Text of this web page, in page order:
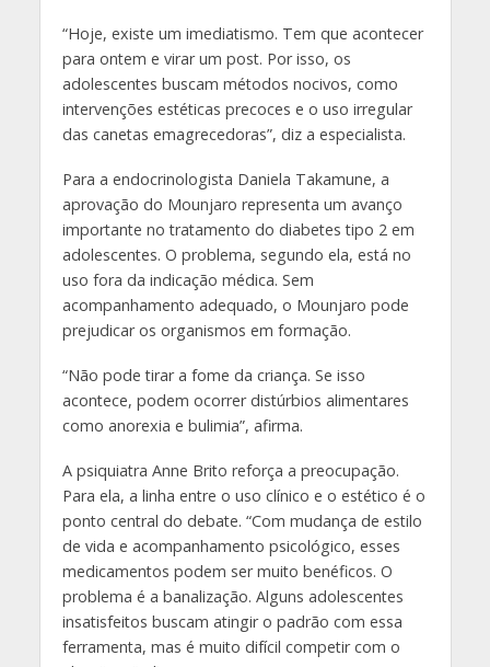
“Hoje, existe um imediatismo. Tem que acontecer
para ontem e virar um post. Por isso, os
adolescentes buscam métodos nocivos, como
intervenções estéticas precoces e o uso irregular
das canetas emagrecedoras”, diz a especialista.
Para a endocrinologista Daniela Takamune, a
aprovação do Mounjaro representa um avanço
importante no tratamento do diabetes tipo 2 em
adolescentes. O problema, segundo ela, está no
uso fora da indicação médica. Sem
acompanhamento adequado, o Mounjaro pode
prejudicar os organismos em formação.
“Não pode tirar a fome da criança. Se isso
acontece, podem ocorrer distúrbios alimentares
como anorexia e bulimia”, afirma.
A psiquiatra Anne Brito reforça a preocupação.
Para ela, a linha entre o uso clínico e o estético é o
ponto central do debate. “Com mudança de estilo
de vida e acompanhamento psicológico, esses
medicamentos podem ser muito benéficos. O
problema é a banalização. Alguns adolescentes
insatisfeitos buscam atingir o padrão com essa
ferramenta, mas é muito difícil competir com o